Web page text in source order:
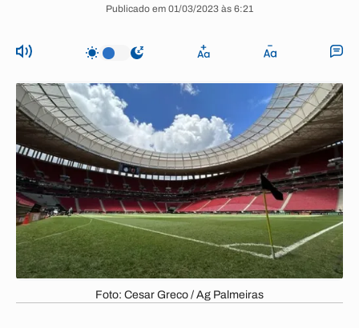
Publicado em 01/03/2023 às 6:21
Foto: Cesar Greco / Ag Palmeiras